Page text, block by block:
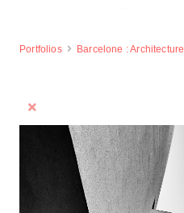
Portfolios Barcelone : Architecture.